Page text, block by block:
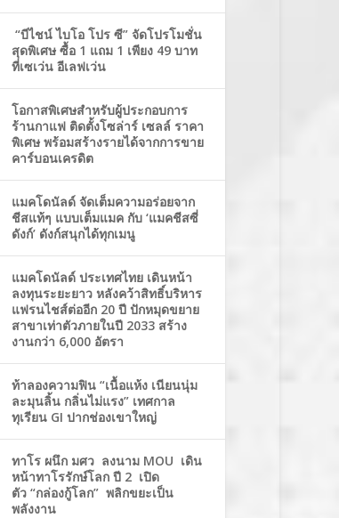
“บีไชน์ ไบโอ โปร ซี” จัดโปรโมชั่น
สุดพิเศษ ซื้อ 1 แถม 1 เพียง 49 บาท
ที่เซเว่น อีเลฟเว่น
โอกาสพิเศษสำหรับผู้ประกอบการ
ร้านกาแฟ ติดตั้งโซล่าร์ เซลล์ ราคา
พิเศษ พร้อมสร้างรายได้จากการขาย
คาร์บอนเครดิต
แมคโดนัลด์ จัดเต็มความอร่อยจาก
ชีสแท้ๆ แบบเต็มแมค กับ ‘แมคชีสซี่
ดังก์’ ดังก์สนุกได้ทุกเมนู
แมคโดนัลด์ ประเทศไทย เดินหน้า
ลงทุนระยะยาว หลังคว้าสิทธิ์บริหาร
แฟรนไชส์ต่ออีก 20 ปี ปักหมุดขยาย
สาขาเท่าตัวภายในปี 2033 สร้าง
งานกว่า 6,000 อัตรา
ท้าลองความฟิน “เนื้อแห้ง เนียนนุ่ม
ละมุนลิ้น กลิ่นไม่แรง” เทศกาล
ทุเรียน GI ปากช่องเขาใหญ่
ทาโร ผนึก มศว ลงนาม MOU เดิน
หน้าทาโรรักษ์โลก ปี 2 เปิด
ตัว “กล่องกู้โลก” พลิกขยะเป็น
พลังงาน